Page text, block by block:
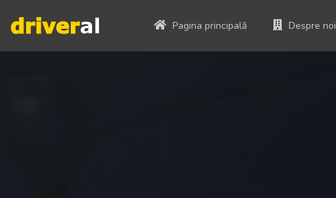
Pagina principală Despre noi